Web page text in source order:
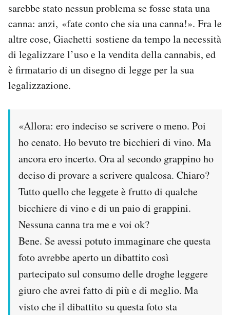
sarebbe stato nessun problema se fosse stata una
canna: anzi, «fate conto che sia una canna!». Fra le
altre cose, Giachetti sostiene da tempo la necessità
di legalizzare l’uso e la vendita della cannabis, ed
è firmatario di un disegno di legge per la sua
legalizzazione.
«Allora: ero indeciso se scrivere o meno. Poi
ho cenato. Ho bevuto tre bicchieri di vino. Ma
ancora ero incerto. Ora al secondo grappino ho
deciso di provare a scrivere qualcosa. Chiaro?
Tutto quello che leggete è frutto di qualche
bicchiere di vino e di un paio di grappini.
Nessuna canna tra me e voi ok?
Bene. Se avessi potuto immaginare che questa
foto avrebbe aperto un dibattito così
partecipato sul consumo delle droghe leggere
giuro che avrei fatto di più e di meglio. Ma
visto che il dibattito su questa foto sta